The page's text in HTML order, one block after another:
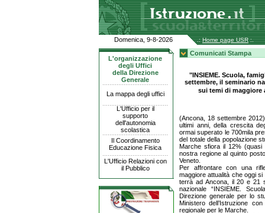
Domenica, 9-8-2026 .: Home page USR :.
L'organizzazione
degli Uffici
della Direzione
Generale
La mappa degli uffici
L'Ufficio per il
supporto
dell'autonomia
scolastica
Il Coordinamento
Educazione Fisica
L'Ufficio Relazioni con
il Pubblico
Comunicati Stampa
"INSIEME. Scuola,
settembre, il seminario
sui temi di
(Ancona, 18 settembre
ultimi anni, della crescita
ormai superato le 700mila
del totale della popolazione
Marche sfiora il 12%
nostra regione al quinto
Veneto.
Per affrontare con una
maggiore attualità che oggi
terrà ad Ancona, il 20 e 21
nazionale “INSIEME.
Direzione generale per lo
Ministero dell’Istruzione
regionale per le Marche.